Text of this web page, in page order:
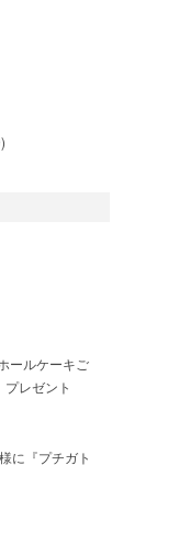
ールケーキご
レゼント
に『プチガト